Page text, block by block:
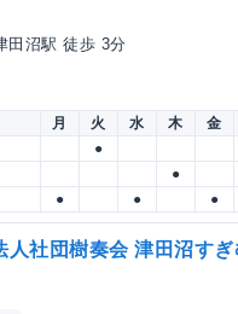
田沼駅 徒歩 3分
月 火 水 木 金
●
●
● ● ●
人社団樹奏会 津田沼す